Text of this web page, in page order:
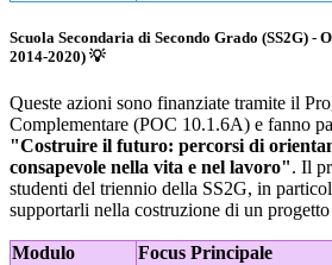
Scuola Secondaria di Secondo Grado (SS2G) -
2014-2020) 💡
Queste azioni sono finanziate tramite il
Complementare (POC 10.1.6A) e fanno
"Costruire il futuro: percorsi di
consapevole nella vita e nel lavoro". Il
studenti del triennio della SS2G, in
supportarli nella costruzione di un
Modulo
Focus Principale